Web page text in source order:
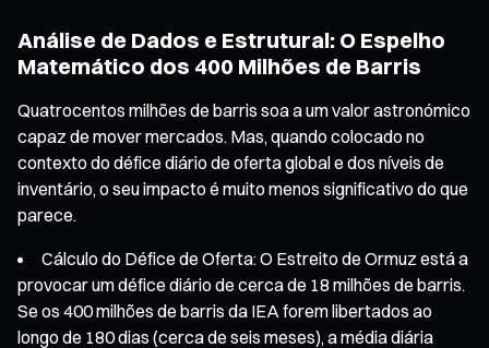
Análise de Dados e Estrutural: O Espelho
Matemático dos 400 Milhões de Barris
Quatrocentos milhões de barris soa a um valor astronómico
capaz de mover mercados. Mas, quando colocado no
contexto do défice diário de oferta global e dos níveis de
inventário, o seu impacto é muito menos significativo do que
parece.
Cálculo do Défice de Oferta: O Estreito de Ormuz está a
provocar um défice diário de cerca de 18 milhões de barris.
Se os 400 milhões de barris da IEA forem libertados ao
longo de 180 dias (cerca de seis meses), a média diária